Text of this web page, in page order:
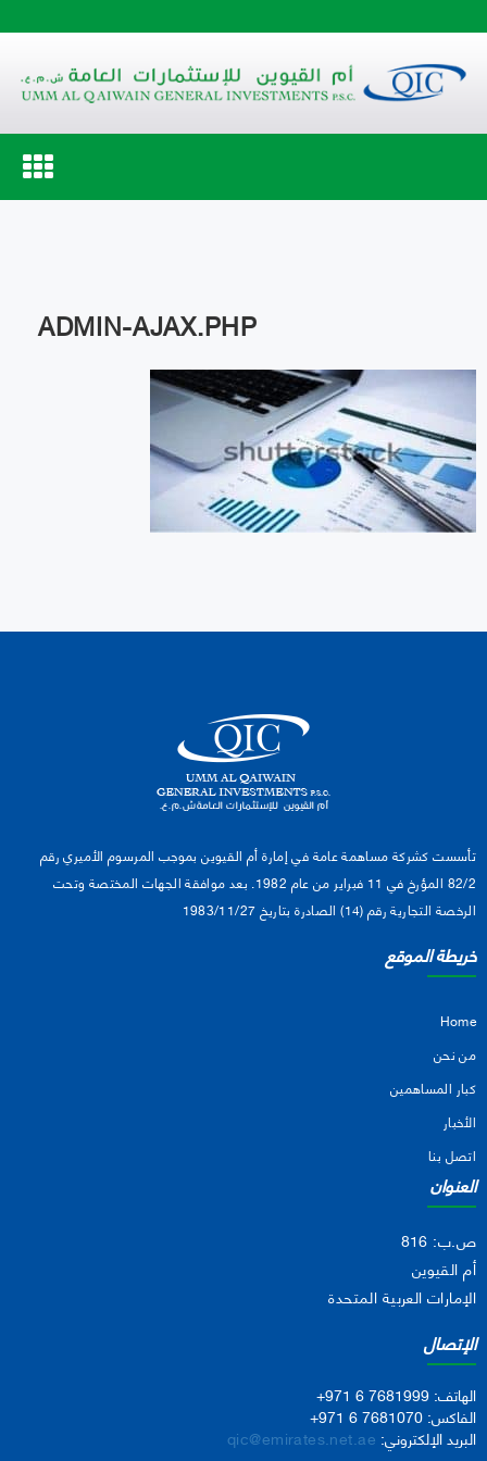
Toggle
navigation
ADMIN-AJAX.PHP
تأسست كشركة مساهمة عامة في إمارة أم القيوين بموجب المرسوم الأميري رقم
82/2 المؤرخ في 11 فبراير من عام 1982. بعد موافقة الجهات المختصة وتحت
الرخصة التجارية رقم (14) الصادرة بتاريخ 1983/11/27
خريطة الموقع
Home
من نحن
كبار المساهمين
الأخبار
اتصل بنا
العنوان
ص.ب: 816
أم القيوين
الإمارات العربية المتحدة
الإتصال
الهاتف: +971 6 7681999
الفاكس: +971 6 7681070
البريد الإلكتروني: qic@emirates.net.ae